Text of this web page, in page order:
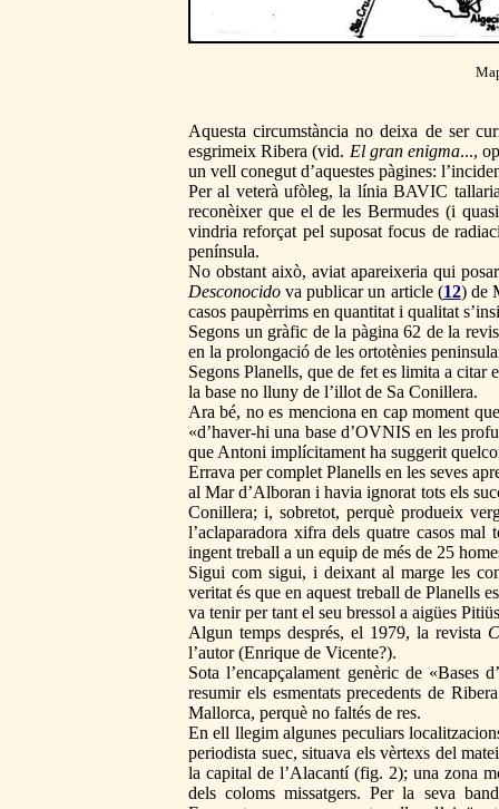
Aquesta circumstància no deixa de ser
esgrimeix Ribera (vid. El gran enigma...,
un vell conegut d’aquestes pàgines:
Per al veterà ufòleg, la línia BAVIC
reconèixer que el de les Bermudes (i
vindria reforçat pel suposat focus de
península.
No obstant això, aviat apareixeria qui
Desconocido va publicar un article (12) de
casos paupèrrims en quantitat i qualitat
Segons un gràfic de la pàgina 62 de la
en la prolongació de les ortotènies
Segons Planells, que de fet es limita a
la base no lluny de l’illot de Sa Conillera.
Ara bé, no es menciona en cap moment
«d’haver-hi una base d’OVNIS en les
que Antoni implícitament ha suggerit
Errava per complet Planells en les seves
al Mar d’Alboran i havia ignorat tots els
Conillera; i, sobretot, perquè produeix
l’aclaparadora xifra dels quatre casos mal
ingent treball a un equip de més de 25
Sigui com sigui, i deixant al marge les
veritat és que en aquest treball de Planells
va tenir per tant el seu bressol a aigües
Algun temps després, el 1979, la revista
l’autor (Enrique de Vicente?).
Sota l’encapçalament genèric de
resumir els esmentats precedents de
Mallorca, perquè no faltés de res.
En ell llegim algunes peculiars
periodista suec, situava els vèrtexs del
la capital de l’Alacantí (fig. 2); una zona
dels coloms missatgers. Per la seva